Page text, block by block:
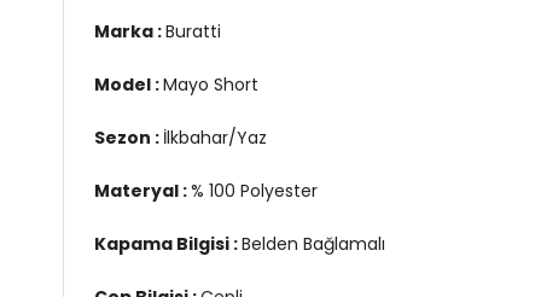
Marka :Buratti
Model :Mayo Short
Sezon : İlkbahar/Yaz
Materyal :% 100 Polyester
Kapama Bilgisi :Belden Bağlamalı